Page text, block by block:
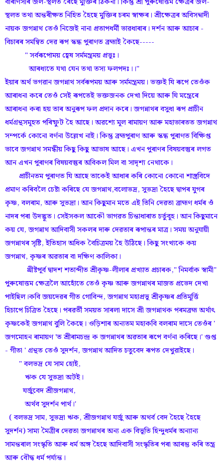
স্থলত তথা অন্তৰীক্ষত নিহিত হৈছে মুক্তিৰ চৰম স্বাক্ষৰ। শ্ৰীক্ষেত্ৰৰ অবিসম্বাদী
নায়ক জগন্নাথ তেওঁ নিজেই নানা প্ৰতাপধৰ্মী ভাৱধাৰাৰ। দৰ্শন আৰু আচাৰ -
বিচাৰৰ সমন্বিত দেৱ ৰূপ স্কন্ধ পুৰাণত ব্ৰহ্মাই কৈছে-----
" সৰ্বৰূপোময় হ্বেষ সৰ্মমন্ত্ৰময় প্ৰভূঃ।
আৰধ্যতে যথা যেন তথা তস্য ফলপদঃ।।"
ইয়াৰ অৰ্থ ভগৱান জগন্নাথ সৰ্বৰূপময় আৰু সৰ্মমন্ত্ৰময়। ভক্তই যি ৰূপে তেওঁক
আৰাধনা কৰে তেওঁ সেই ৰূপতেই ভক্তজনক দেখা দিয়ে আৰু যি মন্ত্ৰেৰে
আৰাধনা কৰা হয় তাৰ অনুৰূপ ফল প্ৰদান কৰে। জগন্নাথৰ বসুধা ৰূপ প্ৰাচীন
ধৰ্মগ্ৰন্থসমূহত পৰিষ্ফুট হৈ আছে। অৱশ্যে মূল ৰামায়ণ আৰু মহাভাৰতত জগন্নাথ
সম্পৰ্কে কোনো বৰ্ণনা উল্লেখ নাই। কিন্তু ব্ৰহ্মপুৰাণ আৰু স্কন্ধ পুৰাণত বিক্ষিপ্ত
ভাবে জগন্নাথ সমন্ধীয় কিছু কিছু আভাষ আছে। এখন পুৰাণৰ বিষয়বস্তুৰ লগত
আন এখন পুৰাণৰ বিষয়বস্তুৰ অবিকল মিল বা সাদৃশ্য নেথাকে।
প্ৰাচীনতম পুৰাণত যি আছে তাকেই আধাৰ কৰি কোনো কোনো শাস্ত্ৰবিদে
প্ৰমাণ কৰিবলৈ চেষ্টা কৰিছে যে জগন্নাথ,বলোভদ্ৰ, সুভদ্ৰা হৈছে দ্বাপৰ যুগৰ
কৃষ্ণ, বলৰাম, আৰু সুভদ্ৰা। আন কিছুমান মতে এই তিনি দেৱতা ব্ৰাহ্মণ ধৰ্মৰ ওঁ
নাদৰ পৰা উদদ্ভূত। সেইসকল আকৌ ভাগৱত চিন্তাধাৰাত চৰ্তুবূহ। আন কিছুমানে
কয় যে, জগন্নাথ আদিবাসী সকলৰ দাৰু দেৱতাৰ ৰূপান্তৰ মাত্ৰ। সময় অনুযায়ী
জগন্নাথৰ সৃষ্টি, ইতিহাস অধিক বৈচিত্ৰময় হৈ উঠিছে। কিছু সংখ্যকে কয়
জগন্নাথ, কৃষ্ণৰ অৱতাৰ বা দক্ষিণ কালিকা।
খ্ৰীষ্টপূৰ্ব দ্বাদশ শতাব্দীত শ্ৰীকৃষ্ণ-লীলাৰ প্ৰখ্যাত প্ৰচাৰক," নিমৰ্বাক স্বামী"
পুৰুষোত্তম ক্ষেত্ৰলৈ আহোঁতে তেওঁ কৃষ্ণ আৰু জগন্নাথৰ মাজত প্ৰভেদ দেখা
পাইছিল।কবি জয়দেৱৰ গীত গোবিন্দ, জগন্নাথ মহাপ্ৰভূ শ্ৰীকৃষ্ণৰ প্ৰতিমূৰ্ত্তি
হিচাপে চিত্ৰিত হৈছে। পৰৱৰ্তী সময়ত সাৰলা দাসে শ্ৰী জগন্নাথক পৰমব্ৰহ্ম অৰ্থাৎ
কৃষ্ণকেই জগন্নাথ বুলি কৈছে। ওড়িশাৰ অন্যতম মহাকবি বলৰাম দাসে তেওঁৰ '
জগমোহন ৰামায়ণ 'ত শ্ৰীৰামচন্দ্ৰ ক জগন্নাথৰ অৱতাৰ ৰূপে বৰ্ণনা কৰিছে।' গুপ্ত
- গীতা ' গ্ৰন্থত তেওঁ সুদৰ্শন, জগন্নাথ আদিত চতুবেদ ৰূপত দেখুৱাইছে।
" বলভদ্ৰ যে সাম হোই,
ঋক যে সুভদ্ৰা অটই।
যৰ্জুবেদ শ্ৰীজগন্নাথ,
অৰ্থব সুদৰ্শন পাৰ্থ।'
( বলভদ্ৰ সাম, সুভদ্ৰা ঋক, শ্ৰীজগন্নাথ যৰ্জু আৰু অথৰ্ব বেদ হৈছে হৈছে
সুদৰ্শন) সাম্য মৈত্ৰীৰ দেৱতা জগন্নাথৰ অন্য এক বিভূতি হিন্দুধৰ্মৰ অন্যান্য
সামন্তৰাল সংস্কৃতি আৰু ধৰ্ম অঙ্গ হৈছে আদিবাসী সংস্কৃতিৰ পৰা আৰম্ভ কৰি তন্ত্ৰ
আৰু বৌদ্ধ ধৰ্ম পৰ্য্যন্ত।